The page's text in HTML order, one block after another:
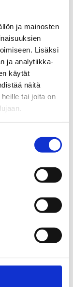
ja mainosten
Lisäksi
ja analytiikka-
käytät
näitä
tai joita on
että